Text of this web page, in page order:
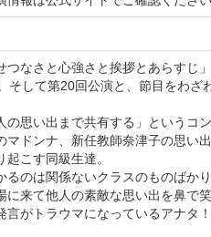
つなさと心強さと挨拶とあらすじ」
そして第20回公演と、節目をわ
の思い出まで共有する」というコ
マドンナ、新任教師奈津子の思い
起こす同級生達。
るのは関係ないクラスのものばか
に来て他人の素敵な思い出を鼻で
言がトラウマになっているアナタ